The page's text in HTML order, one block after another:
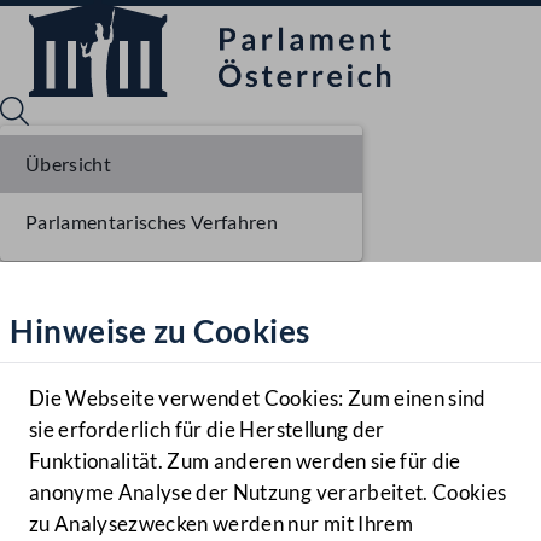
Hilfe
Benutzer
Navigationsmenü öffnen
MENÜ
Hinweise zu Cookies
Die Webseite verwendet Cookies: Zum einen sind
sie erforderlich für die Herstellung der
Funktionalität. Zum anderen werden sie für die
anonyme Analyse der Nutzung verarbeitet. Cookies
zu Analysezwecken werden nur mit Ihrem
Übersicht
Parlamentarisches Verfahren